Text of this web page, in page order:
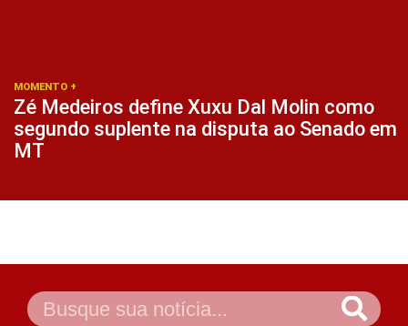
MOMENTO +
Zé Medeiros define Xuxu Dal Molin como
segundo suplente na disputa ao Senado em
MT